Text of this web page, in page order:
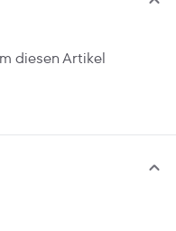
diesen Artikel